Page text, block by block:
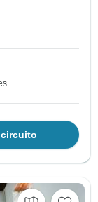
circuito